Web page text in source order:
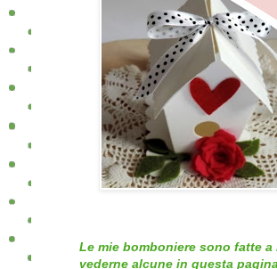
Le mie bomboniere sono fatte
vederne alcune in questa